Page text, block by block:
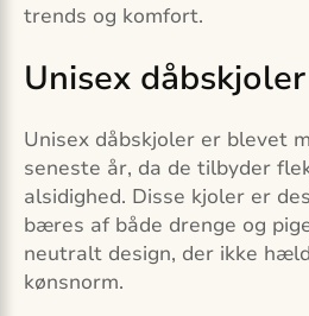
trends og komfort.
Unisex dåbskjoler
Unisex dåbskjoler er blevet
seneste år, da de tilbyder
alsidighed. Disse kjoler er
bæres af både drenge og
neutralt design, der ikke
kønsnorm.